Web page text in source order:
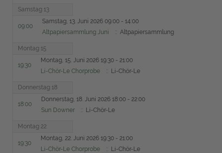
Samstag 13
09:00
Samstag, 13. Juni 2026 09:00 - 14:00
Altpapiersammlung Juni
:: Altpapiersammlung
Montag 15
19:30
Montag, 15. Juni 2026 19:30 - 21:00
Li-Chör-Le Chorprobe
:: Li-Chör-Le
Donnerstag 18
18:00
Donnerstag, 18. Juni 2026 18:00 - 22:00
Sun Downer
:: Li-Chör-Le
Montag 22
19:30
Montag, 22. Juni 2026 19:30 - 21:00
Li-Chör-Le Chorprobe
:: Li-Chör-Le